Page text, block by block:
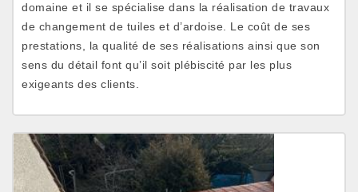
domaine et il se spécialise dans la réalisation de travaux
de changement de tuiles et d’ardoise. Le coût de ses
prestations, la qualité de ses réalisations ainsi que son
sens du détail font qu’il soit plébiscité par les plus
exigeants des clients.